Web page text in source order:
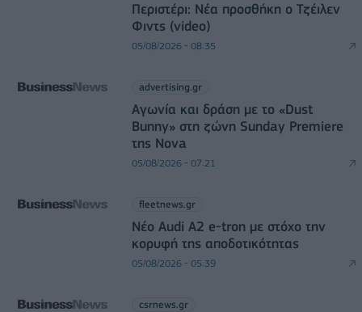
Περιστέρι: Νέα προσθήκη ο Τζέιλεν
Φιντς (video)
05/08/2026 - 08:35
advertising.gr
Αγωνία και δράση με το «Dust
Bunny» στη ζώνη Sunday Premiere
της Nova
05/08/2026 - 07:21
fleetnews.gr
Νέο Audi A2 e-tron με στόχο την
κορυφή της αποδοτικότητας
05/08/2026 - 05:39
csrnews.gr